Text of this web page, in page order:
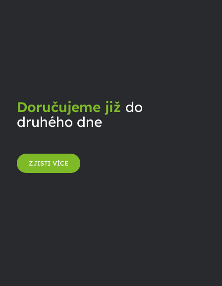
Doručujeme již do
druhého dne
ZJISTI VÍCE